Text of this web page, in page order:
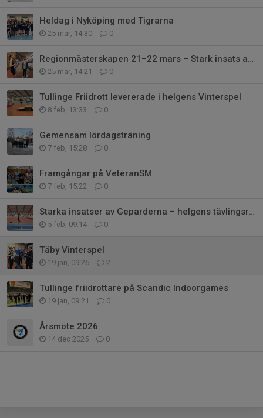
Heldag i Nyköping med Tigrarna
25 mar, 14:30 0
Regionmästerskapen 21–22 mars – Stark insats av våra aktiva
25 mar, 14:21 0
Tullinge Friidrott levererade i helgens Vinterspel
8 feb, 13:33 0
Gemensam lördagsträning
7 feb, 15:28 0
Framgångar på VeteranSM
7 feb, 15:22 0
Starka insatser av Geparderna – helgens tävlingsrapport (30/1–1/2)
5 feb, 09:14 0
Täby Vinterspel
19 jan, 09:26 2
Tullinge friidrottare på Scandic Indoorgames
19 jan, 09:21 0
Årsmöte 2026
14 dec 2025 0